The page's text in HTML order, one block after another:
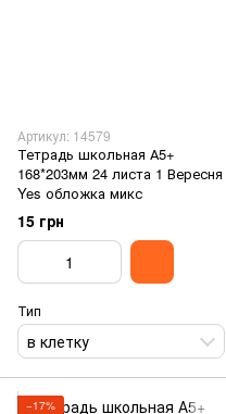
Артикул: 14579
Тетрадь школьная А5+
168*203мм 24 листа 1 Вересня
Yes обложка микс
15 грн
Тип
в клетку
−17%